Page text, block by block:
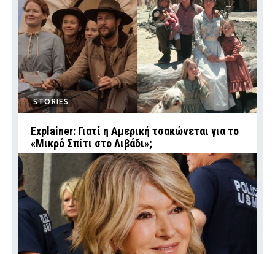
STORIES
Explainer: Γιατί η Αμερική τσακώνεται για το
«Μικρό Σπίτι στο Λιβάδι»;